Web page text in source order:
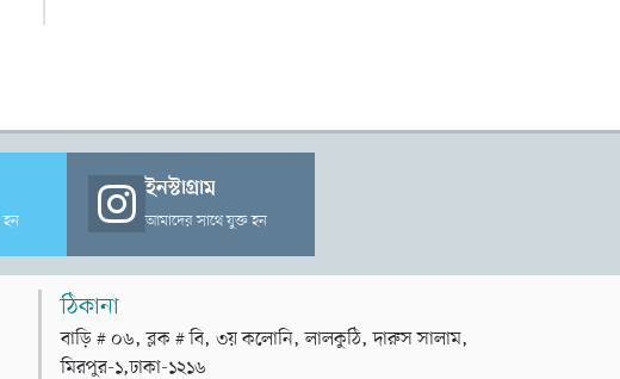
হন
ইনস্টাগ্রাম
আমাদের সাথে যুক্ত হন
ঠিকানা
বাড়ি # ০৬, ব্লক # বি, ৩য় কলোনি, লালকুঠি, দারুস সালাম,
মিরপুর-১,ঢাকা-১২১৬